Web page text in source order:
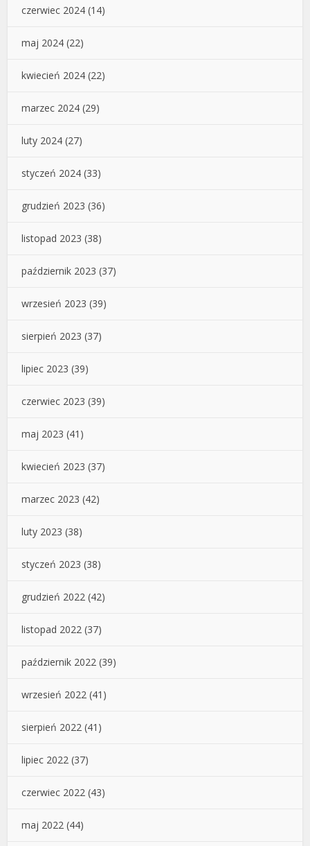
czerwiec 2024 (14)
maj 2024 (22)
kwiecień 2024 (22)
marzec 2024 (29)
luty 2024 (27)
styczeń 2024 (33)
grudzień 2023 (36)
listopad 2023 (38)
październik 2023 (37)
wrzesień 2023 (39)
sierpień 2023 (37)
lipiec 2023 (39)
czerwiec 2023 (39)
maj 2023 (41)
kwiecień 2023 (37)
marzec 2023 (42)
luty 2023 (38)
styczeń 2023 (38)
grudzień 2022 (42)
listopad 2022 (37)
październik 2022 (39)
wrzesień 2022 (41)
sierpień 2022 (41)
lipiec 2022 (37)
czerwiec 2022 (43)
maj 2022 (44)